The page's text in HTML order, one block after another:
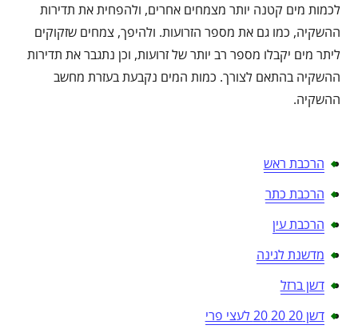
לכמות מים קטנה יותר מצמחים אחרים, ולהפחית את תדירות
ההשקיה, כמו גם את מספר הזרועות. ולהיפך, צמחים שזקוקים
ליתר מים יקבלו מספר רב יותר של זרועות, וכן נתגבר את תדירות
ההשקיה בהתאם לצורך. כמות המים נקבעת בעזרת מחשב
ההשקיה.
הרכבת ראש
הרכבת כתר
הרכבת עין
מדשנת לגינה
דשן ברזל
דשן 20 20 20 לעצי פרי